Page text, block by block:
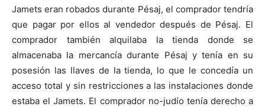
Jamets eran robados durante Pésaj, el comprador tendría
que pagar por ellos al vendedor después de Pésaj. El
comprador también alquilaba la tienda donde se
almacenaba la mercancía durante Pésaj y tenía en su
posesión las llaves de la tienda, lo que le concedía un
acceso total y sin restricciones a las instalaciones donde
estaba el Jamets. El comprador no-judío tenía derecho a